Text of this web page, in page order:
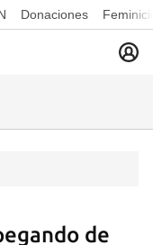
Donaciones
de